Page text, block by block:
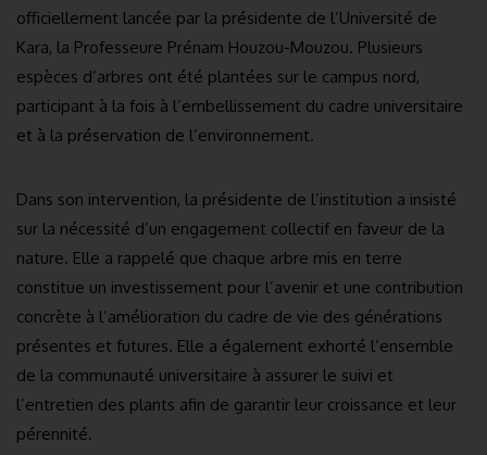
officiellement lancée par la présidente de l’Université de
Kara, la Professeure Prénam Houzou-Mouzou. Plusieurs
espèces d’arbres ont été plantées sur le campus nord,
participant à la fois à l’embellissement du cadre universitaire
et à la préservation de l’environnement.
Dans son intervention, la présidente de l’institution a insisté
sur la nécessité d’un engagement collectif en faveur de la
nature. Elle a rappelé que chaque arbre mis en terre
constitue un investissement pour l’avenir et une contribution
concrète à l’amélioration du cadre de vie des générations
présentes et futures. Elle a également exhorté l’ensemble
de la communauté universitaire à assurer le suivi et
l’entretien des plants afin de garantir leur croissance et leur
pérennité.